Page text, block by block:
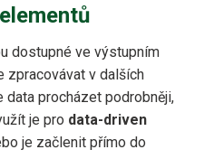
dostupné ve výstupním
zpracovávat v dalších
data procházet podrobněji,
je pro data-driven
je začlenit přímo do